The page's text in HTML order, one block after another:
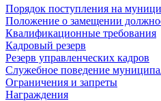
Порядок поступления на
Положение о замещении
Квалификационные требования
Кадровый резерв
Резерв управленческих кадров
Служебное поведение
Ограничения и запреты
Награждения